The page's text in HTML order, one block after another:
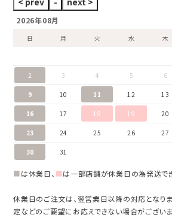
2026年08月
日 月 火 水 木
2 3 4 5 6
9 10 11 12 13
16 17 18 19 20
23 24 25 26 27
30 31
■は休業日、 ■は一部店舗が休業日の為発送で
休業日のご注文は、翌営業日以降の対応となり
定などのご要望にお応えできない場合がござい